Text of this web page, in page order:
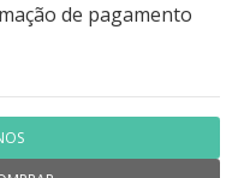
de pagamento